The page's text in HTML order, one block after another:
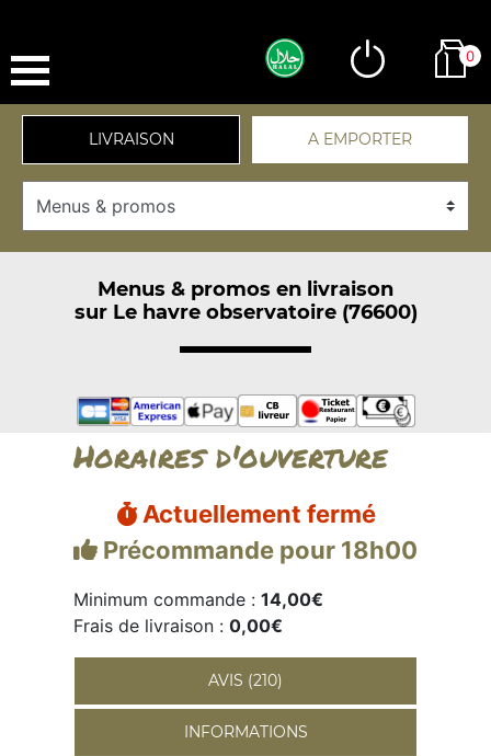
0
LIVRAISON A EMPORTER
Menus & promos en livraison
sur Le havre observatoire (76600)
Horaires d'ouverture
Actuellement fermé
Précommande pour 18h00
Minimum commande : 14,00€
Frais de livraison : 0,00€
AVIS (210)
INFORMATIONS